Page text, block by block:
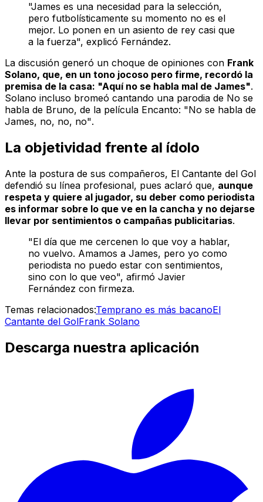
"James es una necesidad para la selección,
pero futbolísticamente su momento no es el
mejor. Lo ponen en un asiento de rey casi que
a la fuerza", explicó Fernández.
La discusión generó un choque de opiniones con Frank
Solano, que, en un tono jocoso pero firme, recordó la
premisa de la casa: "Aquí no se habla mal de James".
Solano incluso bromeó cantando una parodia de No se
habla de Bruno, de la película Encanto: "No se habla de
James, no, no, no".
La objetividad frente al ídolo
Ante la postura de sus compañeros, El Cantante del Gol
defendió su línea profesional, pues aclaró que, aunque
respeta y quiere al jugador, su deber como periodista
es informar sobre lo que ve en la cancha y no dejarse
llevar por sentimientos o campañas publicitarias.
"El día que me cercenen lo que voy a hablar,
no vuelvo. Amamos a James, pero yo como
periodista no puedo estar con sentimientos,
sino con lo que veo", afirmó Javier
Fernández con firmeza.
Temas relacionados:Temprano es más bacanoEl
Cantante del GolFrank Solano
Descarga nuestra aplicación